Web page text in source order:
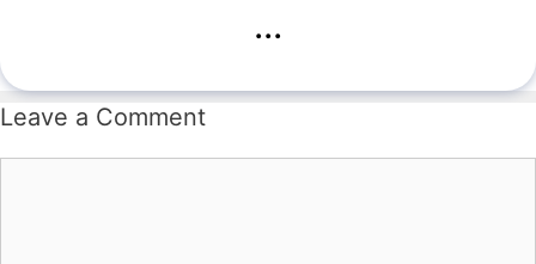
...
Leave a Comment